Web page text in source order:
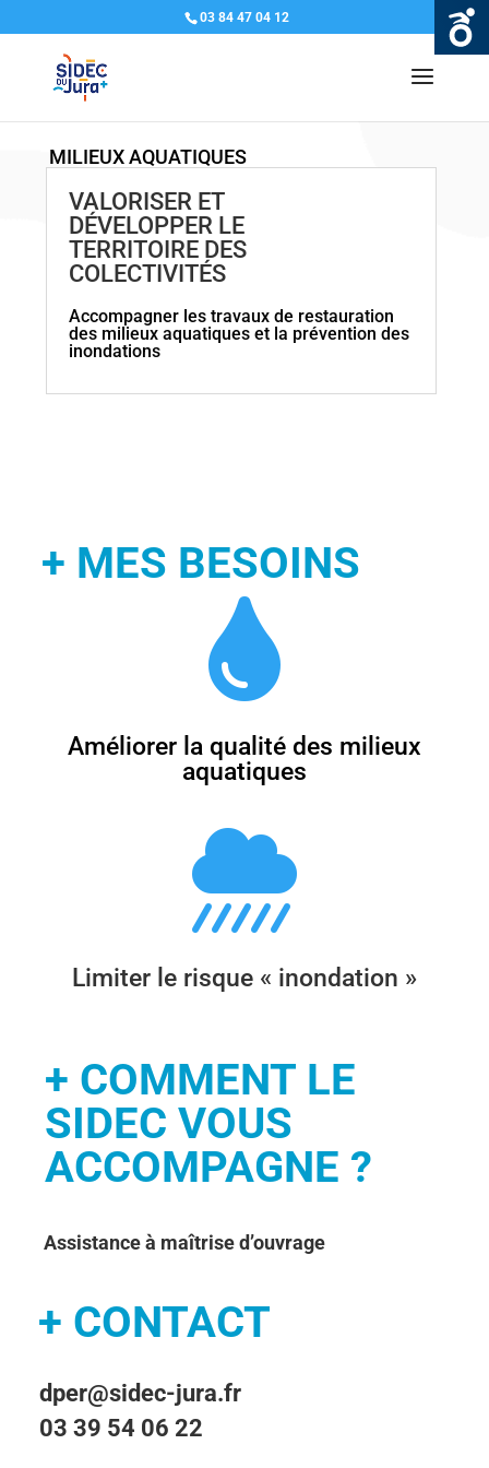
03 84 47 04 12
MILIEUX AQUATIQUES
VALORISER ET
DÉVELOPPER LE
TERRITOIRE DES
COLECTIVITÉS
Accompagner les travaux de restauration
des milieux aquatiques et la prévention des
inondations
+ MES BESOINS

Améliorer la qualité des milieux
aquatiques

Limiter le risque « inondation »
+ COMMENT LE
SIDEC VOUS
ACCOMPAGNE ?
Assistance à maîtrise d’ouvrage
+ CONTACT
dper@sidec-jura.fr
03 39 54 06 22